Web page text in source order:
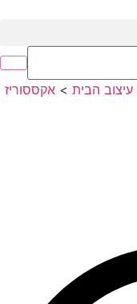
עיצוב הבית > אקססוריז